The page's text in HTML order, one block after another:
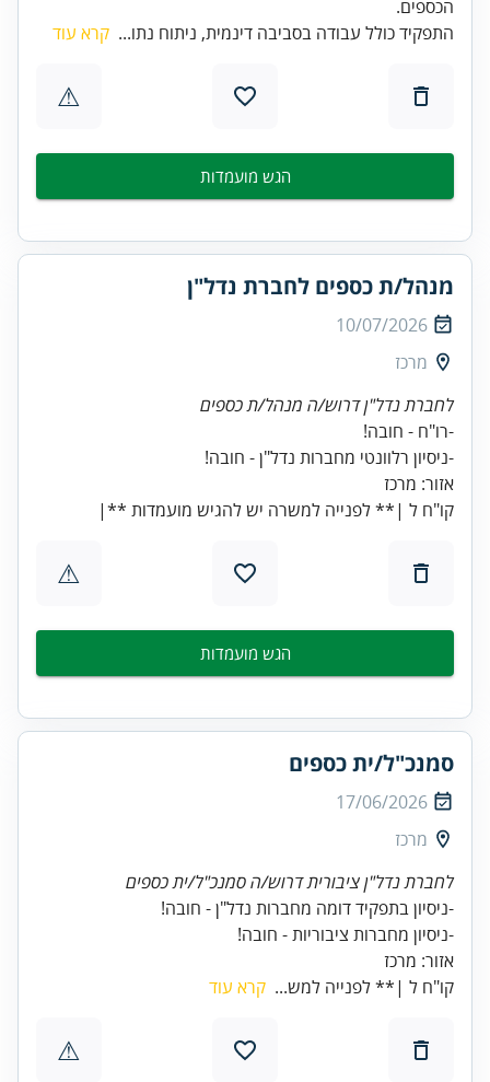
הכספים.
התפקיד כולל עבודה בסביבה דינמית, ניתוח נתו... קרא עוד
⚠
הגש מועמדות
מנהל/ת כספים לחברת נדל"ן
10/07/2026
מרכז
לחברת נדל"ן דרוש/ה מנהל/ת כספים
קו"ח ל |** לפנייה למשרה יש להגיש מועמדות **|
⚠
הגש מועמדות
סמנכ"ל/ית כספים
17/06/2026
מרכז
לחברת נדל"ן ציבורית דרוש/ה סמנכ"ל/ית כספים
אזור: מרכז
קו"ח ל |** לפנייה למש... קרא עוד
⚠